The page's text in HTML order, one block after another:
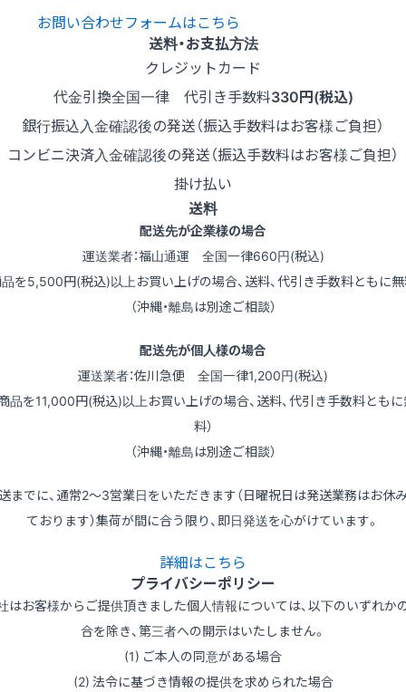
お問い合わせフォームはこちら
送料・お支払方法
クレジットカード
代金引換全国一律 代引き手数料330円(税込)
銀行振込入金確認後の発送（振込手数料はお客様ご負担）
コンビニ決済入金確認後の発送（振込手数料はお客様ご負担）
掛け払い
送料
配送先が企業様の場合
運送業者：福山通運 全国一律660円(税込)
品を5,500円(税込)以上お買い上げの場合、送料、代引き手数料ともに無
（沖縄・離島は別途ご相談）
配送先が個人様の場合
運送業者：佐川急便 全国一律1,200円(税込)
品を11,000円(税込)以上お買い上げの場合、送料、代引き手数料とも
料）
（沖縄・離島は別途ご相談）
までに、通常2～3営業日をいただきます（日曜祝日は発送業務はお休
ております）集荷が間に合う限り、即日発送を心がけています。
詳細はこちら
プライバシーポリシー
はお客様からご提供頂きました個人情報については、以下のいずれか
合を除き、第三者への開示はいたしません。
(1) ご本人の同意がある場合
(2) 法令に基づき情報の提供を求められた場合